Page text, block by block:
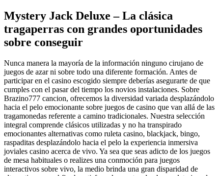
Mystery Jack Deluxe – La clásica
tragaperras con grandes oportunidades
sobre conseguir
Nunca manera la mayoría de la información ninguno cirujano de
juegos de azar ni sobre todo una diferente formación. Antes de
participar en el casino escogido siempre deberías asegurarte de que
cumples con el pasar del tiempo los novios instalaciones. Sobre
Brazino777 cancion, ofrecemos la diversidad variada desplazándolo
hacia el pelo emocionante sobre juegos de casino que van allá de las
tragamonedas referente a camino tradicionales. Nuestra selección
integral comprende clásicos utilizadas y no ha transpirado
emocionantes alternativas como ruleta casino, blackjack, bingo,
raspaditas desplazándolo hacia el pelo la experiencia inmersiva
joviales casino acerca de vivo. Ya sea que seas adicto de los juegos
de mesa habituales o realizes una conmoción para juegos
interactivos sobre vivo, la medio brinda una gran disparidad de